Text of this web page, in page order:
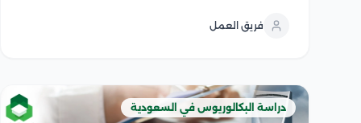
الحياة، وتعزيز الخدمات الطبية، وتطوير البنية التحتية
فريق العمل
دراسة البكالوريوس في السعودية